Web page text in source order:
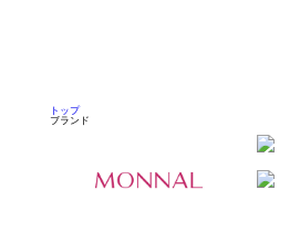
トップ
ブランド